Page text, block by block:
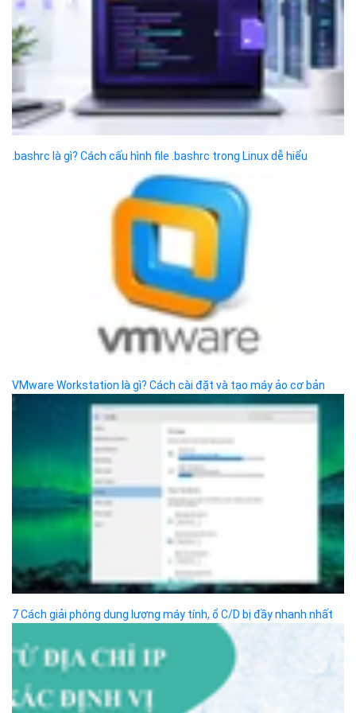
Business Email
Simple Storage
Traffic Manager
Cloud VPS
Kafka
Videos
Thủ thuật
Giải pháp doanh nghiệp
Liên hệ×
Hotline:
support@bizflycloud.vn
(028) 7302 8888
support@bizflycloud.vn
sales@bizflycloud.vn
Công ty cổ phần VCCorp
phường Thanh Xuân,
Thành phố Hà Nội.
MST/ĐKKD: 0101871229 do
Sở Kế hoạch và Đầu tư